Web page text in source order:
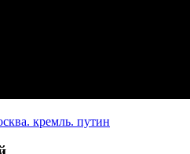
кремль. путин